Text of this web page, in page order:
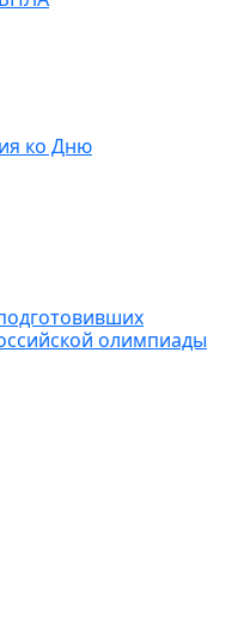
ко Дню
олимпиады